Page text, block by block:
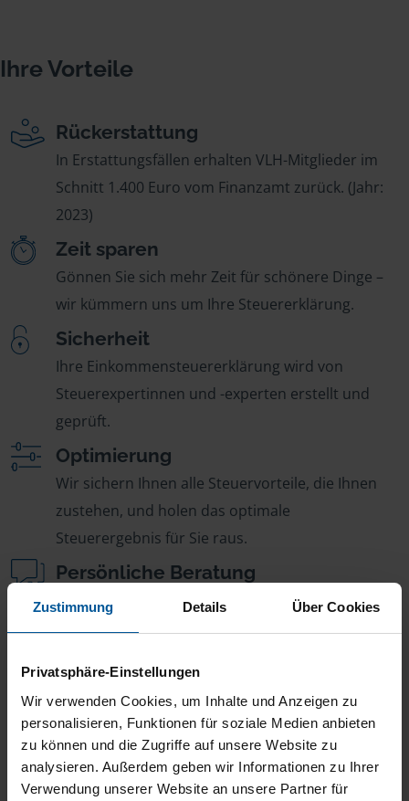
Zustimmung Details Über Cookies
Privatsphäre-Einstellungen
Wir verwenden Cookies, um Inhalte und Anzeigen zu
personalisieren, Funktionen für soziale Medien anbieten
zu können und die Zugriffe auf unsere Website zu
analysieren. Außerdem geben wir Informationen zu Ihrer
Verwendung unserer Website an unsere Partner für
Ihre Vorteile
Rückerstattung
In Erstattungsfällen erhalten VLH-Mitglieder im
Schnitt 1.400 Euro vom Finanzamt zurück. (Jahr:
2023)
Zeit sparen
Gönnen Sie sich mehr Zeit für schönere Dinge –
wir kümmern uns um Ihre Steuererklärung.
Sicherheit
Ihre Einkommensteuererklärung wird von
Steuerexpertinnen und -experten erstellt und
geprüft.
Optimierung
Wir sichern Ihnen alle Steuervorteile, die Ihnen
zustehen, und holen das optimale
Steuerergebnis für Sie raus.
Persönliche Beratung
Bei Fragen zur Steuer ist Ihre VLH-Beratungsstelle
immer für Sie da – ohne Zusatzkosten.
Fairer Beitrag
jährlichen Mitgliedsbeitrag, der sich nach Ihren
Jahreseinnahmen richtet.